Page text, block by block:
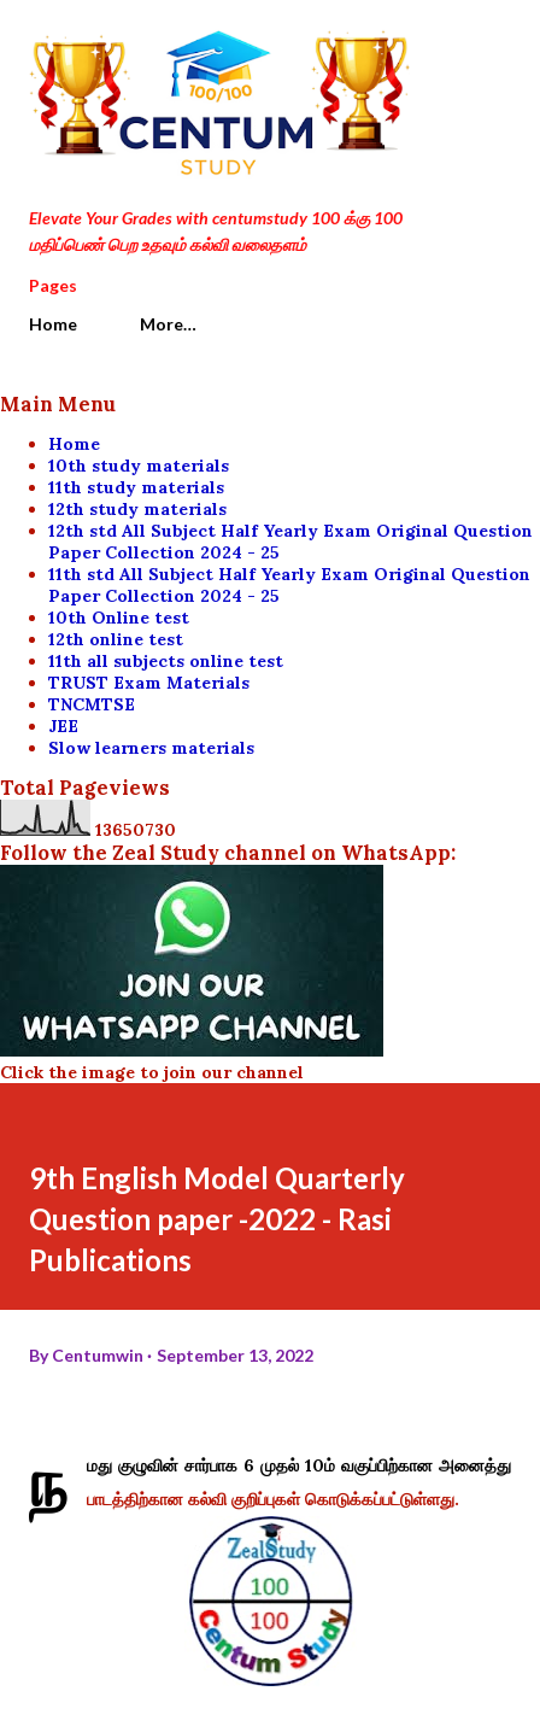
Skip to main content
Elevate Your Grades with centumstudy 100 க்கு 100
மதிப்பெண் பெற உதவும் கல்வி வலைதளம்
Pages
Home
More…
Main Menu
Home
10th study materials
11th study materials
12th study materials
12th std All Subject Half Yearly Exam Original Question
Paper Collection 2024 - 25
11th std All Subject Half Yearly Exam Original Question
Paper Collection 2024 - 25
10th Online test
12th online test
11th all subjects online test
TRUST Exam Materials
TNCMTSE
JEE
Slow learners materials
Total Pageviews
13650730
Follow the Zeal Study channel on WhatsApp:
Click the image to join our channel
9th English Model Quarterly
Question paper -2022 - Rasi
Publications
ByCentumwin September 13, 2022
ந
மது குழுவின் சார்பாக 6 முதல் 10ம் வகுப்பிற்கான அனைத்து
பாடத்திற்கான கல்வி குறிப்புகள் கொடுக்கப்பட்டுள்ளது.